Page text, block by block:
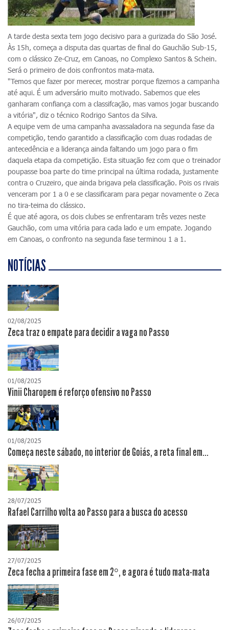
A tarde desta sexta tem jogo decisivo para a gurizada do São José.
Às 15h, começa a disputa das quartas de final do Gauchão Sub-15,
com o clássico Ze-Cruz, em Canoas, no Complexo Santos & Schein.
Será o primeiro de dois confrontos mata-mata.
"Temos que fazer por merecer, mostrar porque fizemos a campanha
até aqui. É um adversário muito motivado. Sabemos que eles
ganharam confiança com a classifcação, mas vamos jogar buscando
a vitória", diz o técnico Rodrigo Santos da Silva.
A equipe vem de uma campanha avassaladora na segunda fase da
competição, tendo garantido a classificação com duas rodadas de
antecedência e a liderança ainda faltando um jogo para o fim
daquela etapa da competição. Esta situação fez com que o treinador
poupasse boa parte do time principal na última rodada, justamente
contra o Cruzeiro, que ainda brigava pela classificação. Pois os rivais
venceram por 1 a 0 e se classificaram para pegar novamente o Zeca
no tira-teima do clássico.
É que até agora, os dois clubes se enfrentaram três vezes neste
Gauchão, com uma vitória para cada lado e um empate. Jogando
em Canoas, o confronto na segunda fase terminou 1 a 1.
NOTÍCIAS
02/08/2025
Zeca traz o empate para decidir a vaga no Passo
01/08/2025
Vinii Charopem é reforço ofensivo no Passo
01/08/2025
Começa neste sábado, no interior de Goiás, a reta final em...
28/07/2025
Rafael Carrilho volta ao Passo para a busca do acesso
27/07/2025
Zeca fecha a primeira fase em 2°, e agora é tudo mata-mata
26/07/2025